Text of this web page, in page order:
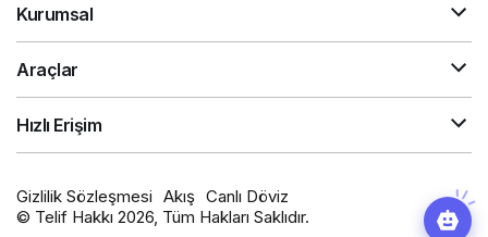
Kurumsal
Araçlar
Hızlı Erişim
Gizlilik Sözleşmesi Akış Canlı Döviz
© Telif Hakkı 2026, Tüm Hakları Saklıdır.